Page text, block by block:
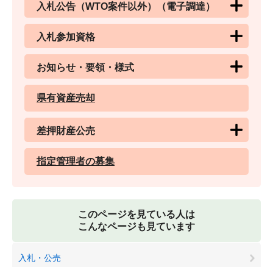
入札公告（WTO案件以外）（電子調達）
入札参加資格
お知らせ・要領・様式
県有資産売却
差押財産公売
指定管理者の募集
このページを見ている人は
こんなページも見ています
入札・公売